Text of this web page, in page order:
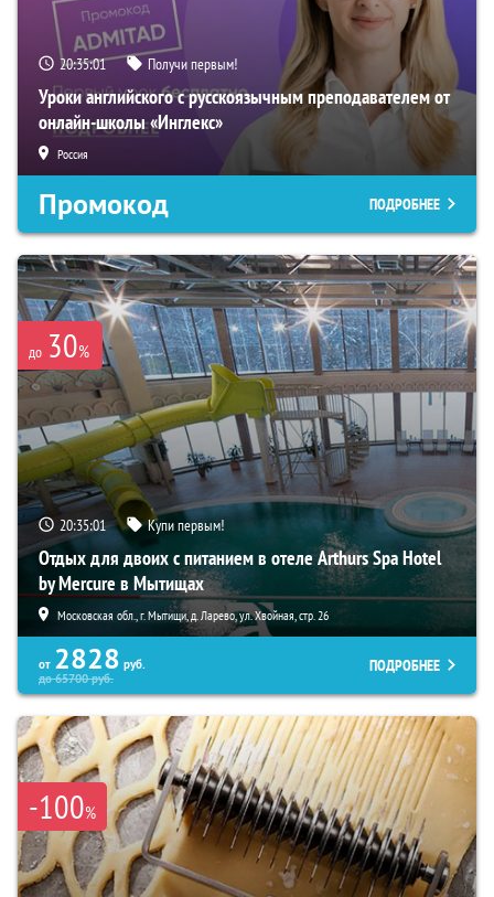
20:35:00 Получи первым!
Уроки английского с русскоязычным преподавателем от
онлайн-школы «Инглекс»
Россия
Промокод ПОДРОБНЕЕ
до 30%
20:35:00 Купи первым!
Отдых для двоих с питанием в отеле Arthurs Spa Hotel
by Mercure в Мытищах
Московская обл., г. Мытищи, д. Ларево, ул. Хвойная, стр. 26
от 2828 руб.
до65700руб.
ПОДРОБНЕЕ
-100%